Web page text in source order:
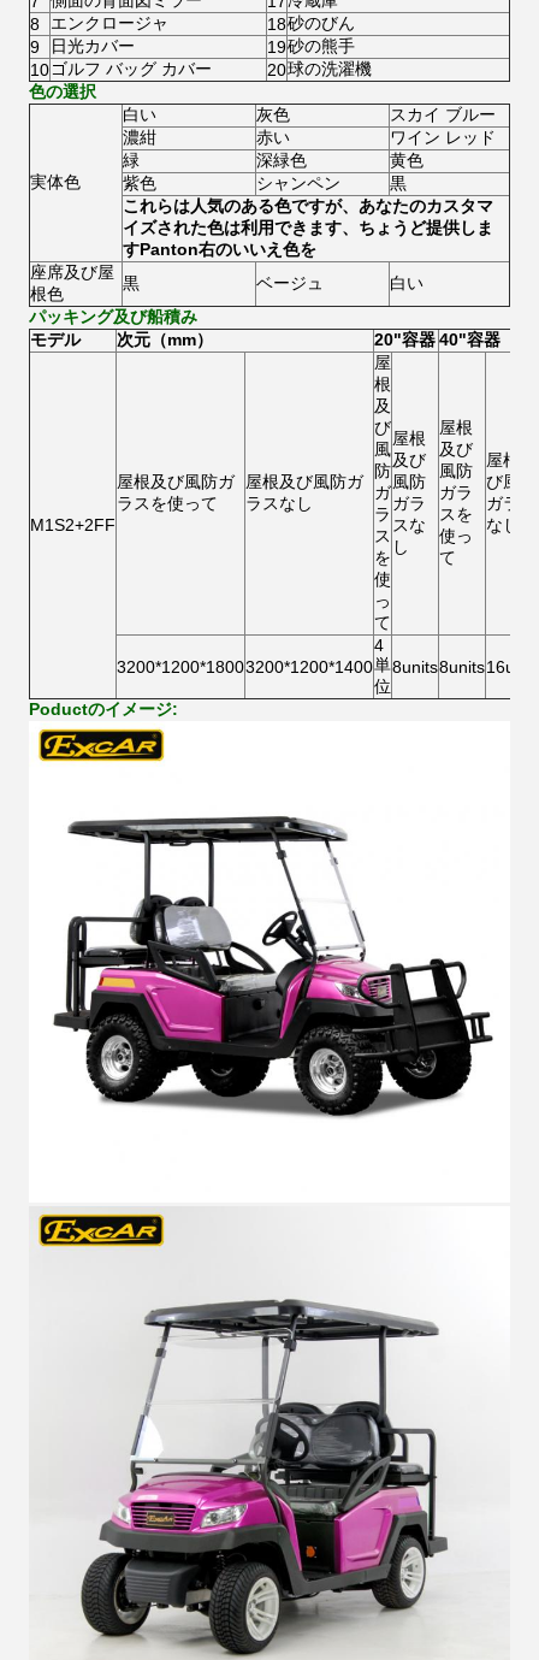
8
エンクロージャ 18砂のびん
9
日光カバー 19砂の熊手
10ゴルフ バッグ カバー 20球の洗濯機
色の選択
実体色
白い 灰色
スカイ ブルー
濃紺
赤い
ワイン レッド
緑
深緑色
黄色
紫色
シャンペン
黒
これらは人気のある色ですが、あなたのカスタマ
イズされた色は利用できます、ちょうど提供しま
すPanton右のいいえ色を
座席及び屋
根色
黒 ベージュ
白い
パッキング及び船積み
モデル
次元（mm） 20"容器40"容器
M1S2+2FF
屋根及び風防ガ
ラスを使って
屋根及び風防ガ
ラスなし
屋
根
及
び
風
防
ガ
ラ
ス
を
使
っ
て
屋根
及び
風防
ガラ
スな
し
屋根
及び
風防
ガラ
スを
使っ
て
屋根及
び風防
ガラス
なし
3200*1200*18003200*1200*1400
4
単
位
8units8units
Poductのイメージ: